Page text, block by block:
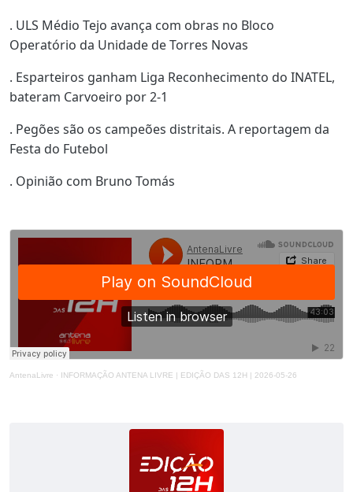
. ULS Médio Tejo avança com obras no Bloco
Operatório da Unidade de Torres Novas
. Esparteiros ganham Liga Reconhecimento do INATEL,
bateram Carvoeiro por 2-1
. Pegões são os campeões distritais. A reportagem da
Festa do Futebol
. Opinião com Bruno Tomás
AntenaLivre · INFORMAÇÃO ANTENA LIVRE | EDIÇÃO DAS 12H | 2026-05-26